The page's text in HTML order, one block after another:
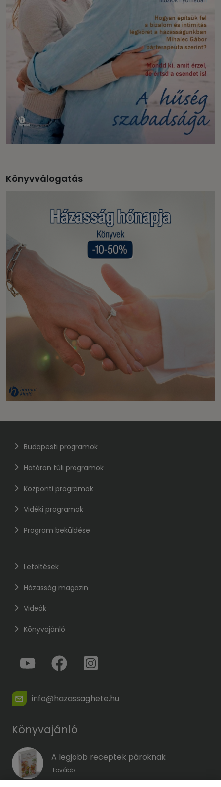
Könyvválogatás
Budapesti programok
Határon túli programok
Központi programok
Vidéki programok
Program beküldése
Letöltések
Házasság magazin
Videók
Könyvajánló
info@hazassaghete.hu
Könyvajánló
A legjobb receptek pároknak
Tovább